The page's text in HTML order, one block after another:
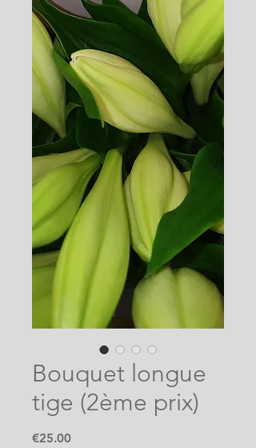
Bouquet longue
tige (2ème prix)
€25.00Price